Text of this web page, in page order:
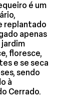
é um
replantado
apenas
jardim
floresce,
e se seca
sendo
à
Cerrado.